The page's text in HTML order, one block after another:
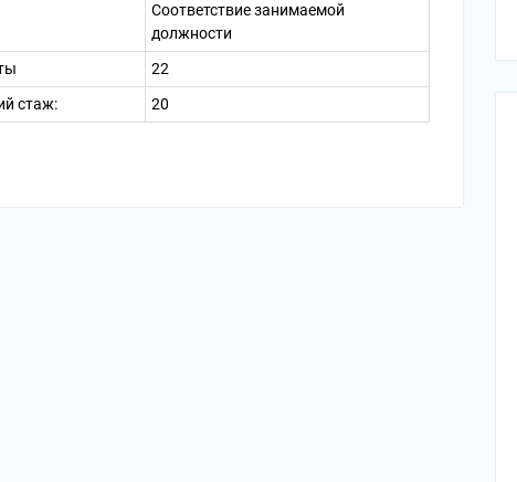
Соответствие занимаемой
должности
22
стаж:
20